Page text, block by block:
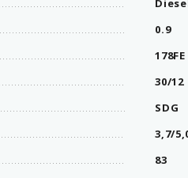
0.9
178FE
30/12
SDG
3,7/
83